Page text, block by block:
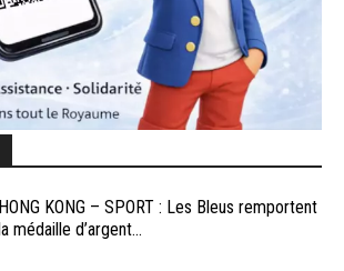
HONG KONG – SPORT : Les Bleus remportent
la médaille d’argent...